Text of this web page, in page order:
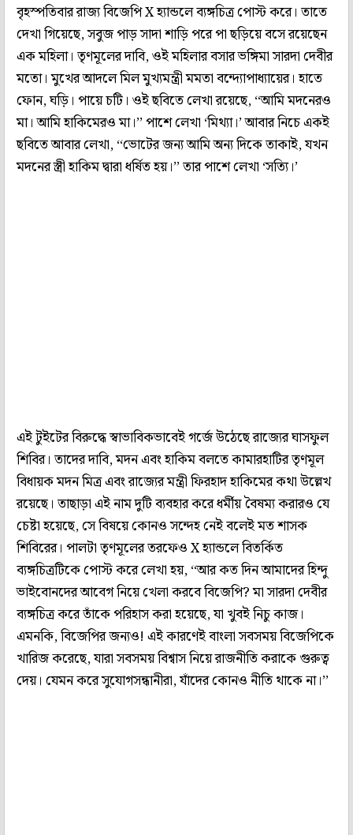
বৃহস্পতিবার রাজ্য বিজেপি X হ্যান্ডলে ব্যঙ্গচিত্র পোস্ট করে। তাতে
দেখা গিয়েছে, সবুজ পাড় সাদা শাড়ি পরে পা ছড়িয়ে বসে রয়েছেন
এক মহিলা। তৃণমূলের দাবি, ওই মহিলার বসার ভঙ্গিমা সারদা দেবীর
মতো। মুখের আদলে মিল মুখ্যমন্ত্রী মমতা বন্দ্যোপাধ্যায়ের। হাতে
ফোন, ঘড়ি। পায়ে চটি। ওই ছবিতে লেখা রয়েছে, ‘‘আমি মদনেরও
মা। আমি হাকিমেরও মা।’’ পাশে লেখা ‘মিথ্যা।’ আবার নিচে একই
ছবিতে আবার লেখা, ‘‘ভোটের জন্য আমি অন্য দিকে তাকাই, যখন
মদনের স্ত্রী হাকিম দ্বারা ধর্ষিত হয়।’’ তার পাশে লেখা ‘সত্যি।’
এই টুইটের বিরুদ্ধে স্বাভাবিকভাবেই গর্জে উঠেছে রাজ্যের ঘাসফুল
শিবির। তাদের দাবি, মদন এবং হাকিম বলতে কামারহাটির তৃণমূল
বিধায়ক মদন মিত্র এবং রাজ্যের মন্ত্রী ফিরহাদ হাকিমের কথা উল্লেখ
রয়েছে। তাছাড়া এই নাম দুটি ব্যবহার করে ধর্মীয় বৈষম্য করারও যে
চেষ্টা হয়েছে, সে বিষয়ে কোনও সন্দেহ নেই বলেই মত শাসক
শিবিরের। পালটা তৃণমূলের তরফেও X হ্যান্ডলে বিতর্কিত
ব্যঙ্গচিত্রটিকে পোস্ট করে লেখা হয়, ‘‘আর কত দিন আমাদের হিন্দু
ভাইবোনদের আবেগ নিয়ে খেলা করবে বিজেপি? মা সারদা দেবীর
ব্যঙ্গচিত্র করে তাঁকে পরিহাস করা হয়েছে, যা খুবই নিচু কাজ।
এমনকি, বিজেপির জন্যও! এই কারণেই বাংলা সবসময় বিজেপিকে
খারিজ করেছে, যারা সবসময় বিশ্বাস নিয়ে রাজনীতি করাকে গুরুত্ব
দেয়। যেমন করে সুযোগসন্ধানীরা, যাঁদের কোনও নীতি থাকে না।’’